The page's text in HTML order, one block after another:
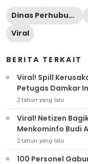
Dinas Perhubungan
Viral
BERITA TERKAIT
Viral! Spill
Petugas Damkar
2 tahun yang lalu
Viral! Netizen
Menkominfo Budi
2 tahun yang lalu
100 Personel